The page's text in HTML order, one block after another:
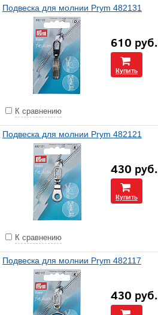
Подвеска для молнии Prym 482131
610 руб.
Купить
К сравнению
Подвеска для молнии Prym 482121
430 руб.
Купить
К сравнению
Подвеска для молнии Prym 482117
430 руб.